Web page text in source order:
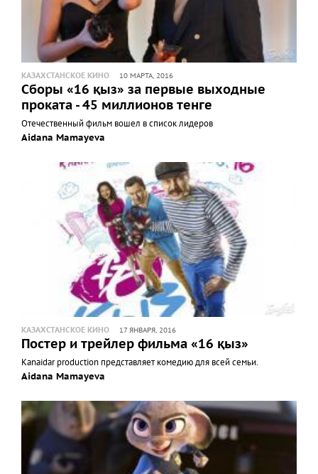
КАЗАХСТАНСКОЕ КИНО 10 МАРТА, 2016
Сборы «16 қыз» за первые выходные
проката - 45 миллионов тенге
Отечественный фильм вошел в список лидеров
Aidana Mamayeva
КАЗАХСТАНСКОЕ КИНО 17 ЯНВАРЯ, 2016
Постер и трейлер фильма «16 қыз»
Kanaidar production представляет комедию для всей семьи.
Aidana Mamayeva